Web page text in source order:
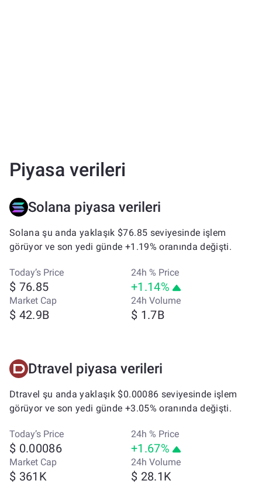
Piyasa verileri
Solana piyasa verileri
Solana şu anda yaklaşık $76.85 seviyesinde işlem
görüyor ve son yedi günde +1.19% oranında değişti.
Today’s Price
$ 76.85
24h % Price
+1.14%
Market Cap
$ 42.9B
24h Volume
$ 1.7B
Dtravel piyasa verileri
Dtravel şu anda yaklaşık $0.00086 seviyesinde işlem
görüyor ve son yedi günde +3.05% oranında değişti.
Today’s Price
$ 0.00086
24h % Price
+1.67%
Market Cap
$ 361K
24h Volume
$ 28.1K